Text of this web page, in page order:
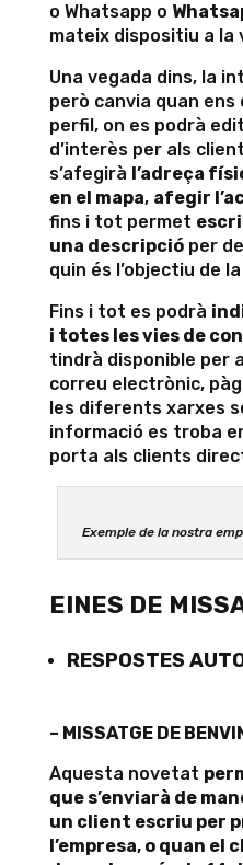
o Whatsapp o
mateix dispositiu a la
Una vegada dins, la
però canvia quan ens
perfil, on es podrà
d’interès per als
s’afegirà l’adreça
en el mapa, afegir
fins i tot permet
una descripcióper
quin és l’objectiu de
Fins i tot es podrà
i totes les vies de
tindrà disponible per
correu electrònic,
les diferents xarxes
informació es troba
porta als clients
Exemple de la nostra
EINES DE
RESPOSTES
– MISSATGE DE
Aquesta novetat
que s’enviarà de
un client escriu per
l’empresa, o quan el